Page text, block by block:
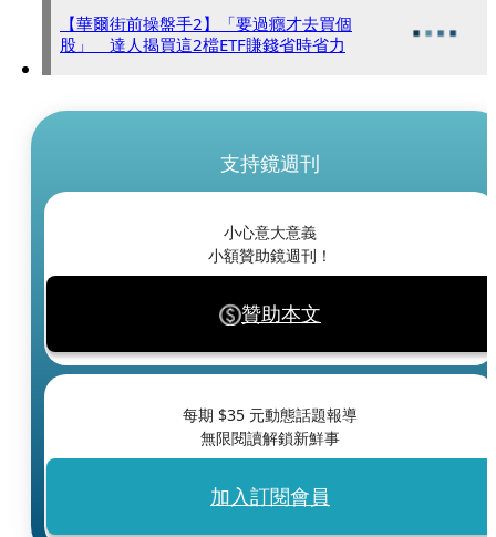
【華爾街前操盤手2】「要過癮才去買個
股」 達人揭買這2檔ETF賺錢省時省力
支持鏡週刊
小心意大意義
小額贊助鏡週刊！
贊助本文
每期 $35 元動態話題報導
無限閱讀解鎖新鮮事
加入訂閱會員